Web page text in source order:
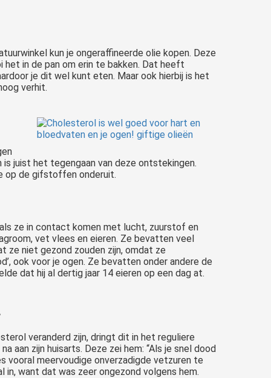
kun je ongeraffineerde olie kopen. Deze
in de pan om erin te bakken. Dat heeft
je dit wel kunt eten. Maar ook hierbij is het
verhit.
juist het tegengaan van deze ontstekingen.
op de gifstoffen onderuit.
ze in contact komen met lucht, zuurstof en
vet vlees en eieren. Ze bevatten veel
ze niet gezond zouden zijn, omdat ze
ook voor je ogen. Ze bevatten onder andere de
dat hij al dertig jaar 14 eieren op een dag at.
veranderd zijn, dringt dit in het reguliere
aan zijn huisarts. Deze zei hem: “Als je snel dood
vooral meervoudige onverzadigde vetzuren te
want dat was zeer ongezond volgens hem.